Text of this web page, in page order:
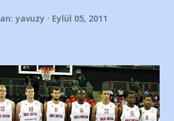
yavuzy Eylül 05, 2011